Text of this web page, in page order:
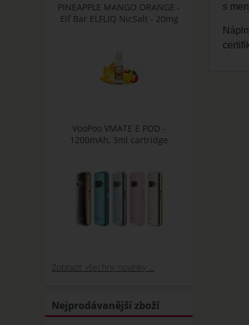
s
PINEAPPLE MANGO ORANGE -
Elf Bar ELFLIQ NicSalt - 20mg
VooPoo VMATE E POD -
1200mAh, 3ml cartridge
Zobrazit všechny novinky ...
Nejprodávanější zboží